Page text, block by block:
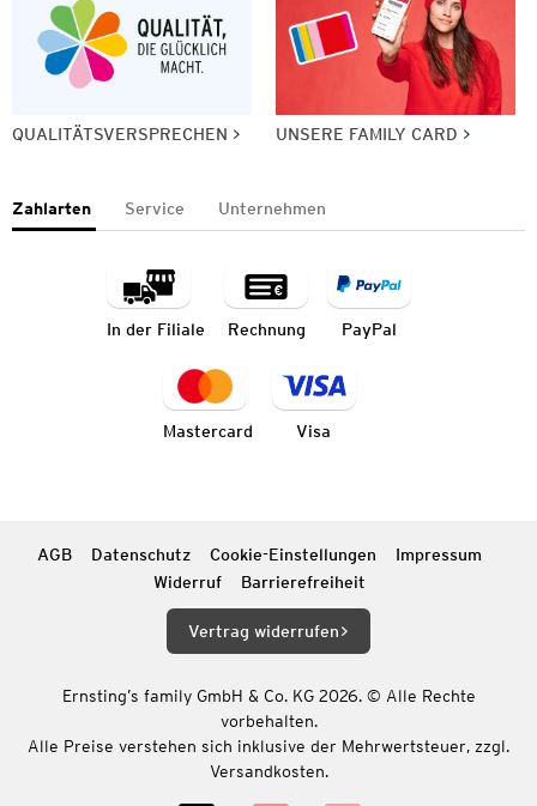
QUALITÄTSVERSPRECHEN UNSERE FAMILY CARD
Zahlarten Service Unternehmen
In der Filiale Rechnung PayPal
Mastercard Visa
AGB Datenschutz Cookie-Einstellungen
Impressum
Widerruf
Barrierefreiheit
Vertrag widerrufen
Ernsting’s family GmbH & Co. KG 2026. © Alle Rechte
vorbehalten.
Alle Preise verstehen sich inklusive der Mehrwertsteuer, zzgl.
Versandkosten.